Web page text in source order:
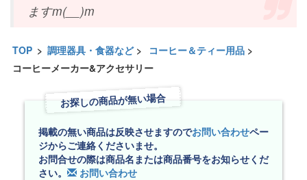
ますm(__)m
TOP > 調理器具・食器など> コーヒー＆ティー用品 >
コーヒーメーカー&アクセサリー
お探しの商品が無い場合
掲載の無い商品は反映させますのでお問い合わせペー
ジからご連絡くださいませ。
お問合せの際は商品名または商品番号をお知らせくだ
さい。
お問い合わせ